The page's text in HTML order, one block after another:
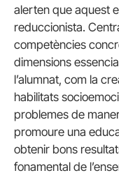
alerten que aquest
reduccionista.
competències
dimensions
l’alumnat, com la
habilitats
problemes de
promoure una
obtenir bons
fonamental de